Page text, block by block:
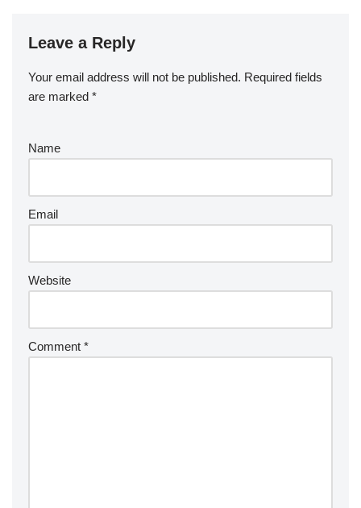
Leave a Reply
Your email address will not be published. Required fields
are marked *
Name
Email
Website
Comment *